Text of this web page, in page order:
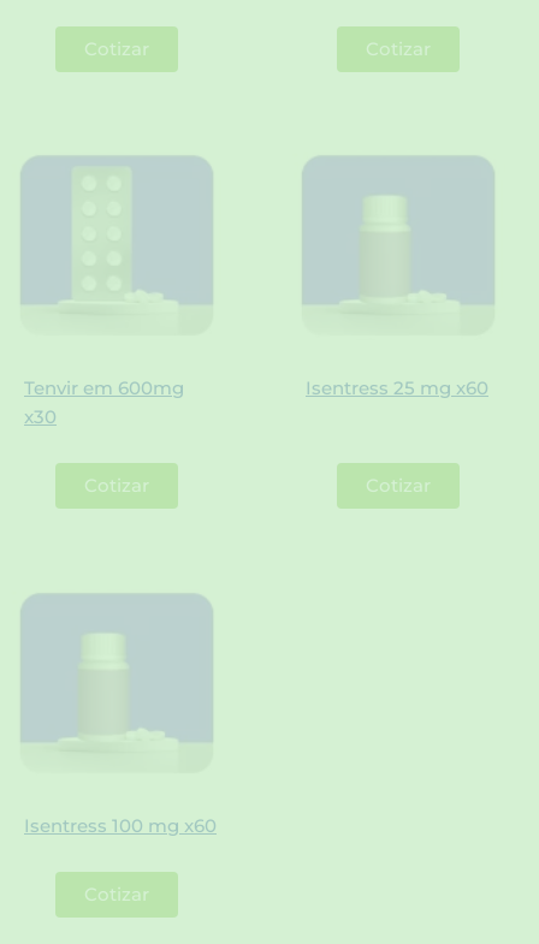
Cotizar Cotizar
Tenvir em 600mg
x30
Cotizar
Isentress 25 mg x60
Cotizar
Isentress 100 mg x60
Cotizar